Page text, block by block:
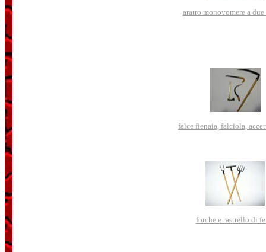
aratro monovomere a
falce fienaia, falciola,
forche e rastrello di